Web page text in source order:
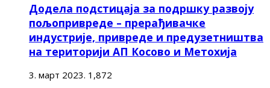
Додела подстицаја за подршку развоју
пољопривреде – прерађивачке
индустрије, привреде и предузетништва
на територији АП Косово и Метохија
3. март 2023. 1,872